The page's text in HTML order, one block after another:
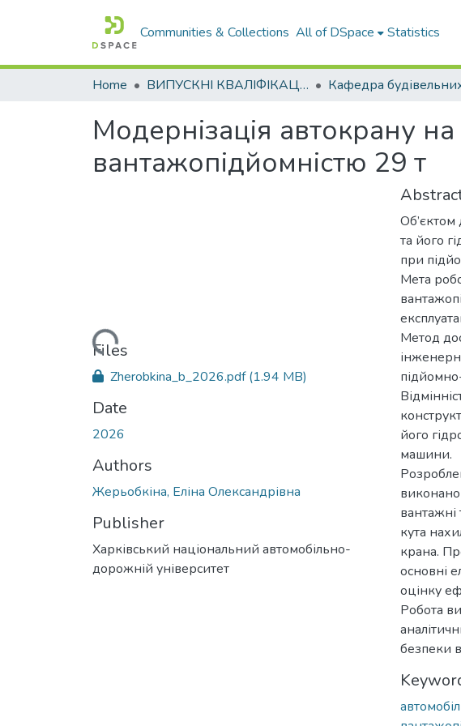
Communities & Collections All of DSpace Statistics
Home ВИПУСКНІ КВАЛІФІКАЦІЙНІ РОБОТИ
Модернізація автокрану
вантажопідйомністю 29 т
Loading...
Files
Zherobkina_b_2026.pdf(1.94 MB)
Date
2026
Authors
Жерьобкіна, Еліна Олександрівна
Publisher
Харківський національний автомобільно-
дорожній університет
та його
при
Мета
Метод
його
машини.
вантажні
кута
крана.
основні
оцінку
Робота
безпеки